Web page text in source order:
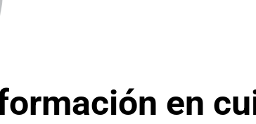
en